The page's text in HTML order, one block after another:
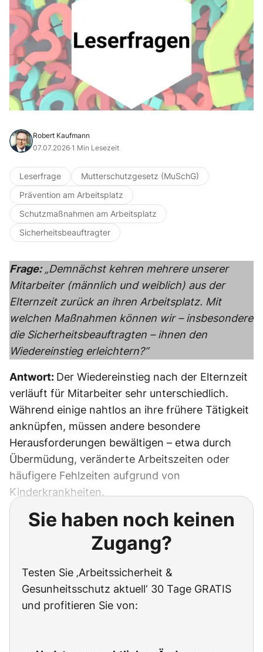
Robert Kaufmann
07.07.2026·1 Min Lesezeit
Leserfrage
Mutterschutzgesetz (MuSchG)
Prävention am Arbeitsplatz
Schutzmaßnahmen am Arbeitsplatz
Sicherheitsbeauftragter
Frage:„Demnächst kehren mehrere unserer
Mitarbeiter (männlich und weiblich) aus der
Elternzeit zurück an ihren Arbeitsplatz. Mit
welchen Maßnahmen können wir – insbesondere
die Sicherheitsbeauftragten – ihnen den
Wiedereinstieg erleichtern?“
Antwort: Der Wiedereinstieg nach der Elternzeit
verläuft für Mitarbeiter sehr unterschiedlich.
Während einige nahtlos an ihre frühere Tätigkeit
anknüpfen, müssen andere besondere
Herausforderungen bewältigen – etwa durch
Übermüdung, veränderte Arbeitszeiten oder
häufigere Fehlzeiten aufgrund von
Kinderkrankheiten.
Sie haben noch keinen
Zugang?
Testen Sie ‚Arbeitssicherheit &
Gesunheitsschutz aktuell‘ 30 Tage GRATIS
und profitieren Sie von: